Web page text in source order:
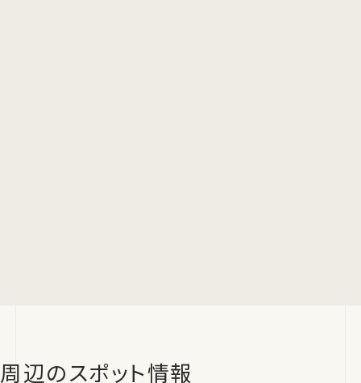
周辺のスポット情報